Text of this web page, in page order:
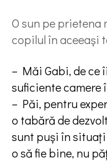
O sun pe prietena
copilul în aceeași
– Măi Gabi, de ce
suficiente camere
– Păi, pentru
o tabără de
sunt puși în
o să fie bine, nu